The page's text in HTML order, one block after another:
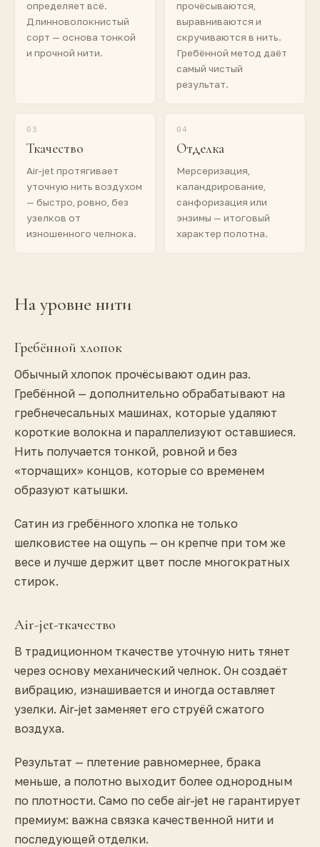
определяет всё.
Длинноволокнистый
сорт — основа тонкой
и прочной нити.
прочёсываются,
выравниваются и
скручиваются в нить.
Гребённой метод даёт
самый чистый
результат.
03
Ткачество
Air-jet протягивает
уточную нить воздухом
— быстро, ровно, без
узелков от
изношенного челнока.
04
Отделка
Мерсеризация,
каландрирование,
санфоризация или
энзимы — итоговый
характер полотна.
На уровне нити
Гребённой хлопок
Обычный хлопок прочёсывают один раз.
Гребённой — дополнительно обрабатывают на
гребнечесальных машинах, которые удаляют
короткие волокна и параллелизуют оставшиеся.
Нить получается тонкой, ровной и без
«торчащих» концов, которые со временем
образуют катышки.
Сатин из гребённого хлопка не только
шелковистее на ощупь — он крепче при том же
весе и лучше держит цвет после многократных
стирок.
Air-jet-ткачество
В традиционном ткачестве уточную нить тянет
через основу механический челнок. Он создаёт
вибрацию, изнашивается и иногда оставляет
узелки. Air-jet заменяет его струёй сжатого
воздуха.
Результат — плетение равномернее, брака
меньше, а полотно выходит более однородным
по плотности. Само по себе air-jet не гарантирует
премиум: важна связка качественной нити и
последующей отделки.